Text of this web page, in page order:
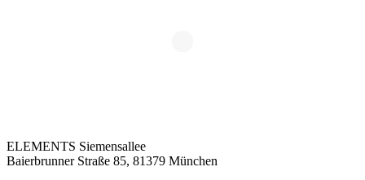
ELEMENTS Siemensallee
Baierbrunner Straße 85, 81379 München